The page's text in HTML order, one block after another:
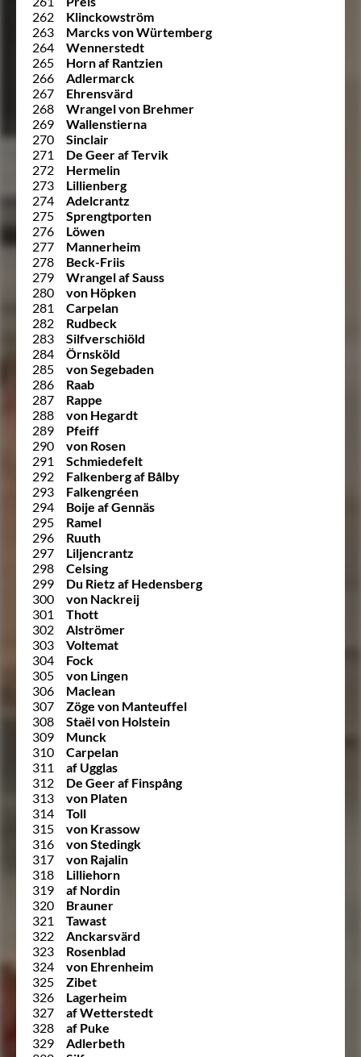
262
Klinckowström
263
Marcks von Würtemberg
264
Wennerstedt
265
Horn af Rantzien
266
Adlermarck
267
Ehrensvärd
268
Wrangel von Brehmer
269
Wallenstierna
270
Sinclair
271
De Geer af Tervik
272
Hermelin
273
Lillienberg
274
Adelcrantz
275
Sprengtporten
276
Löwen
277
Mannerheim
278
Beck-Friis
279
Wrangel af Sauss
280
von Höpken
281
Carpelan
282
Rudbeck
283
Silfverschiöld
284
Örnsköld
285
von Segebaden
286
Raab
287
Rappe
288
von Hegardt
289
Pfeiff
290
von Rosen
291
Schmiedefelt
292
Falkenberg af Bålby
293
Falkengréen
294
Boije af Gennäs
295
Ramel
296
Ruuth
297
Liljencrantz
298
Celsing
299
Du Rietz af Hedensberg
300
von Nackreij
301
Thott
302
Alströmer
303
Voltemat
304
Fock
305
von Lingen
306
Maclean
307
Zöge von Manteuffel
308
Staël von Holstein
309
Munck
310
Carpelan
311
af Ugglas
312
De Geer af Finspång
313
von Platen
314
Toll
315
von Krassow
316
von Stedingk
317
von Rajalin
318
Lilliehorn
319
af Nordin
320
Brauner
321
Tawast
322
Anckarsvärd
323
Rosenblad
324
von Ehrenheim
325
Zibet
326
Lagerheim
327
af Wetterstedt
328
af Puke
329
Adlerbeth